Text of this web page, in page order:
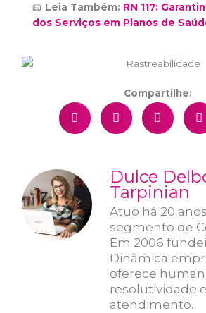
📖 Leia Também: RN 117:
dos Serviços em Planos de
Compartilhe:
Dulce
Tarpinian
Atuo há 20
segmento de
Em 2006
Dinâmica
oferece
resolutividade
atendimento.